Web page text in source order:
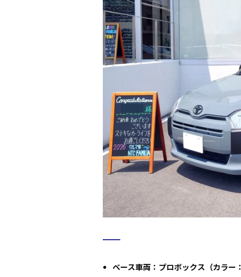
ベース車両：プロボックス（カラー：